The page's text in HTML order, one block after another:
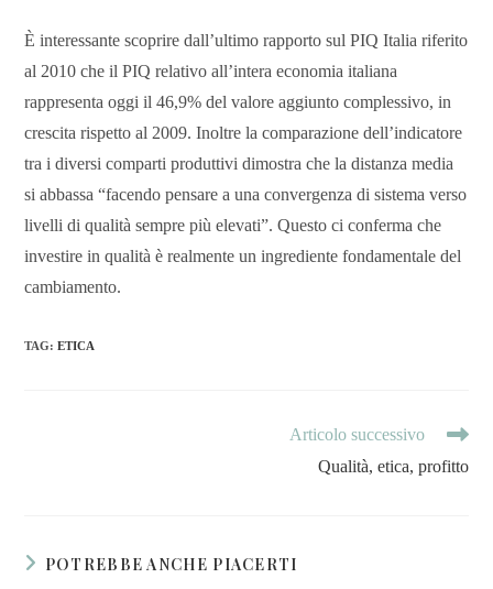
È interessante scoprire dall’ultimo rapporto sul PIQ Italia riferito
al 2010 che il PIQ relativo all’intera economia italiana
rappresenta oggi il 46,9% del valore aggiunto complessivo, in
crescita rispetto al 2009. Inoltre la comparazione dell’indicatore
tra i diversi comparti produttivi dimostra che la distanza media
si abbassa “facendo pensare a una convergenza di sistema verso
livelli di qualità sempre più elevati”. Questo ci conferma che
investire in qualità è realmente un ingrediente fondamentale del
cambiamento.
TAG:ETICA
Articolo successivo
Qualità, etica, profitto
POTREBBE ANCHE PIACERTI